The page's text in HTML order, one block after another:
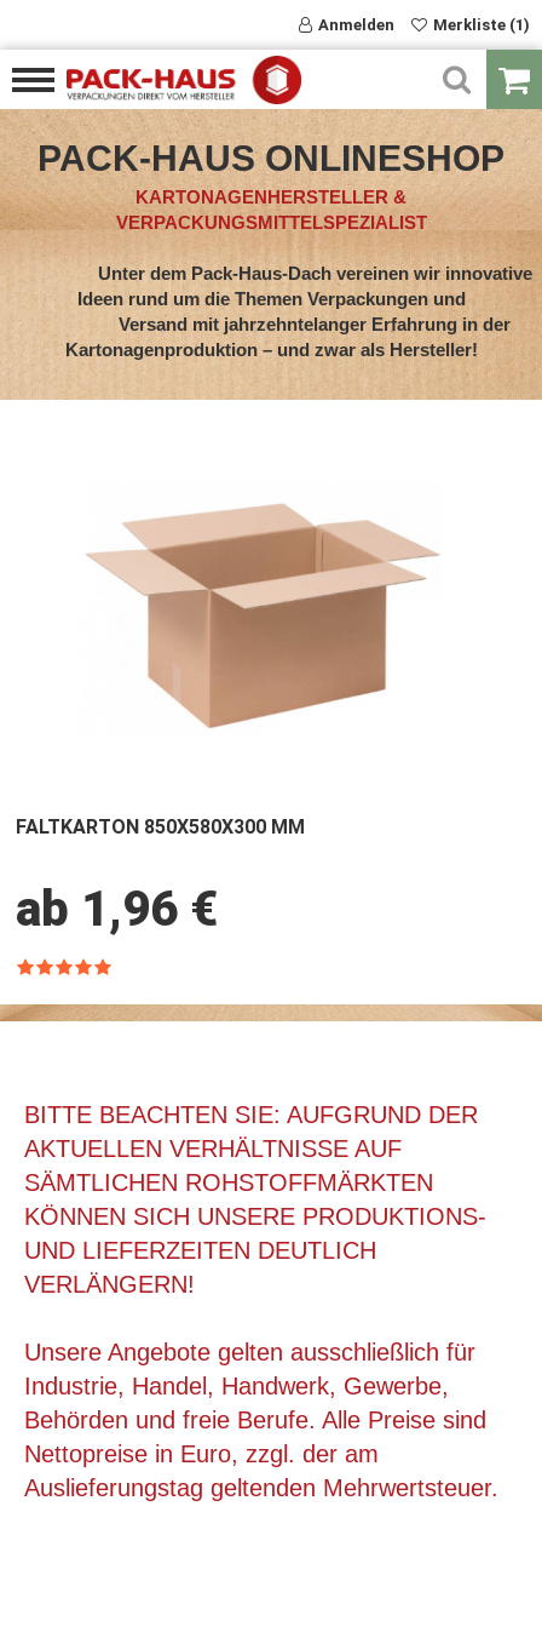
Anmelden Merkliste (1)
PACK-HAUS ONLINESHOP
KARTONAGENHERSTELLER &
VERPACKUNGSMITTELSPEZIALIST
Unter dem Pack-Haus-Dach vereinen wir innovative
Ideen rund um die Themen Verpackungen und
Versand mit jahrzehntelanger Erfahrung in der
Kartonagenproduktion – und zwar als Hersteller!
FALTKARTON 850X580X300 MM
ab 1,96 €
FALTKARTON 850X580X300 MM
ab 1,96 €
BITTE BEACHTEN SIE: AUFGRUND DER
AKTUELLEN VERHÄLTNISSE AUF
SÄMTLICHEN ROHSTOFFMÄRKTEN
KÖNNEN SICH UNSERE PRODUKTIONS-
UND LIEFERZEITEN DEUTLICH
VERLÄNGERN!
Unsere Angebote gelten ausschließlich für
Industrie, Handel, Handwerk, Gewerbe,
Behörden und freie Berufe. Alle Preise sind
Nettopreise in Euro, zzgl. der am
Auslieferungstag geltenden Mehrwertsteuer.